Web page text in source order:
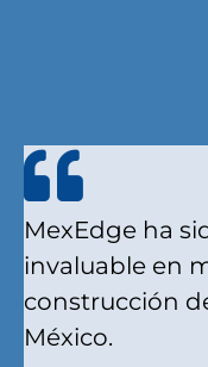
MexEdge ha
invaluable en
construcción
México.